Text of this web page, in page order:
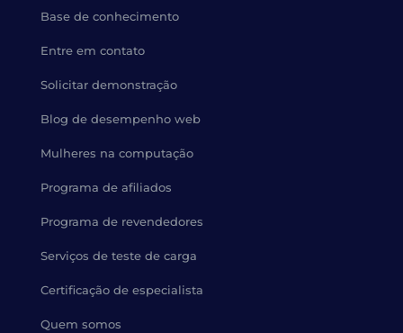
Base de conhecimento
Entre em contato
Solicitar demonstração
Blog de desempenho web
Mulheres na computação
Programa de afiliados
Programa de revendedores
Serviços de teste de carga
Certificação de especialista
Quem somos